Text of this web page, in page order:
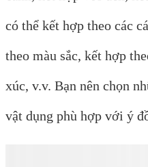
có thể kết hợp theo các
theo màu sắc, kết hợp
xúc, v.v. Bạn nên chọn
vật dụng phù hợp với ý